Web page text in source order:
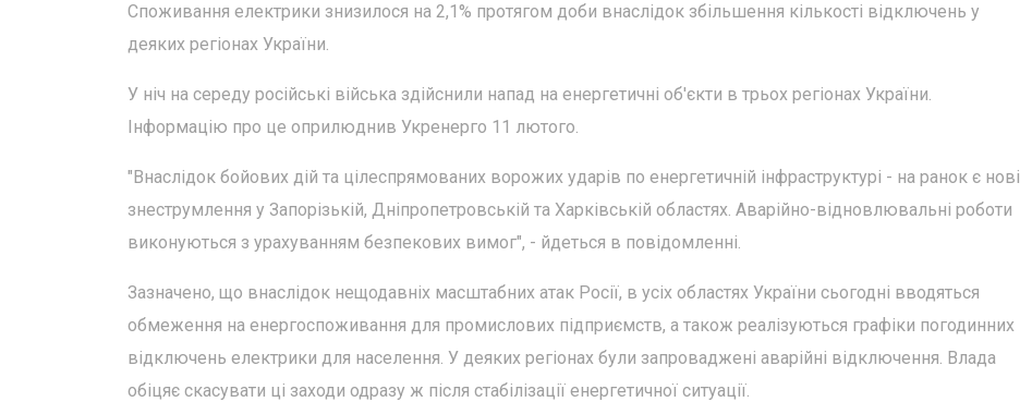
Споживання електрики знизилося на 2,1% протягом доби внаслідок збільшення кількості відключень у
деяких регіонах України.
У ніч на середу російські війська здійснили напад на енергетичні об'єкти в трьох регіонах України.
Інформацію про це оприлюднив Укренерго 11 лютого.
"Внаслідок бойових дій та цілеспрямованих ворожих ударів по енергетичній інфраструктурі - на ранок є нові
знеструмлення у Запорізькій, Дніпропетровській та Харківській областях. Аварійно-відновлювальні роботи
виконуються з урахуванням безпекових вимог", - йдеться в повідомленні.
Зазначено, що внаслідок нещодавніх масштабних атак Росії, в усіх областях України сьогодні вводяться
обмеження на енергоспоживання для промислових підприємств, а також реалізуються графіки погодинних
відключень електрики для населення. У деяких регіонах були запроваджені аварійні відключення. Влада
обіцяє скасувати ці заходи одразу ж після стабілізації енергетичної ситуації.